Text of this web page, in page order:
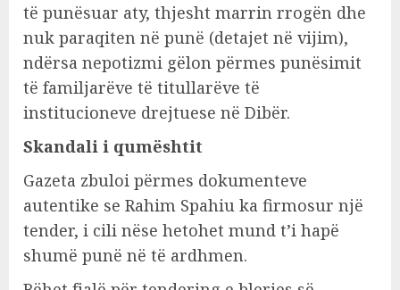
të punësuar aty, thjesht marrin rrogën dhe
nuk paraqiten në punë (detajet në vijim),
ndërsa nepotizmi gëlon përmes punësimit
të familjarëve të titullarëve të
institucioneve drejtuese në Dibër.
Skandali i qumështit
Gazeta zbuloi përmes dokumenteve
autentike se Rahim Spahiu ka firmosur një
tender, i cili nëse hetohet mund t’i hapë
shumë punë në të ardhmen.